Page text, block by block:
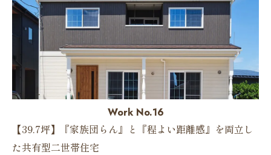
Work No.16
【39.7坪】『家族団らん』と『程よい距離感』を両立し
た共有型二世帯住宅